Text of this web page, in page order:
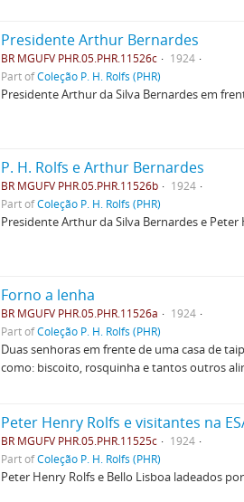
Presidente Arthur Bernardes
BR MGUFV PHR.05.PHR.11526c
1924
Part ofColeção P. H. Rolfs (PHR)
Presidente Arthur da Silva Bernardes em
P. H. Rolfs e Arthur Bernardes
BR MGUFV PHR.05.PHR.11526b
1924
Part ofColeção P. H. Rolfs (PHR)
Presidente Arthur da Silva Bernardes e Peter
Forno a lenha
BR MGUFV PHR.05.PHR.11526a
1924
Part ofColeção P. H. Rolfs (PHR)
Duas senhoras em frente de uma casa de
como: biscoito, rosquinha e tantos outros
Peter Henry Rolfs e visitantes na
BR MGUFV PHR.05.PHR.11525c
1924
Part ofColeção P. H. Rolfs (PHR)
Peter Henry Rolfs e Bello Lisboa ladeados